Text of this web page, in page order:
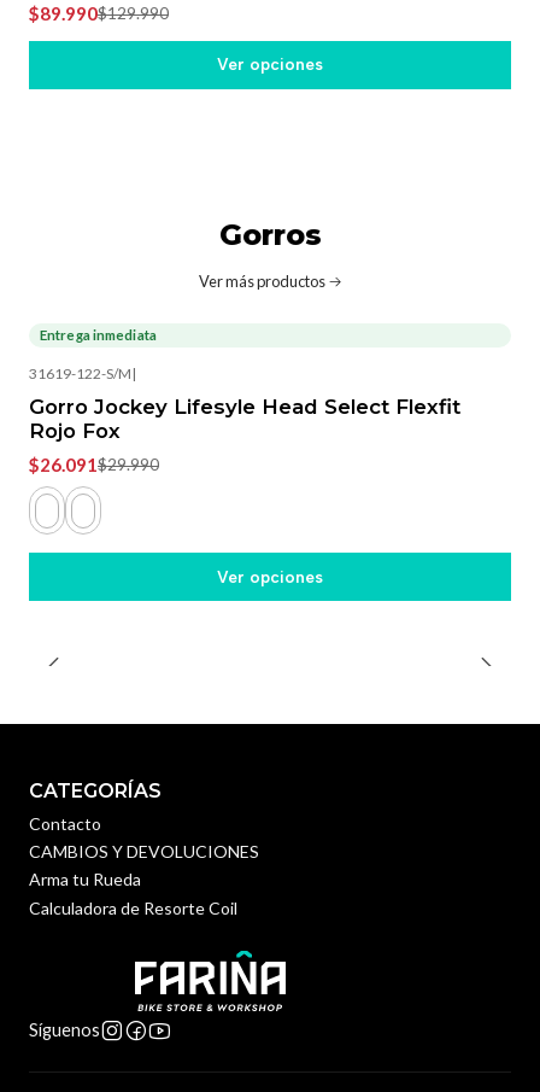
$89.990$129.990
Ver opciones
Gorros
Ver más productos
-13%
Entrega inmediata
31619-122-S/M |
Gorro Jockey Lifesyle Head Select Flexfit
Rojo Fox
$26.091$29.990
Ver opciones
CATEGORÍAS
Contacto
CAMBIOS Y DEVOLUCIONES
Arma tu Rueda
Calculadora de Resorte Coil
Síguenos